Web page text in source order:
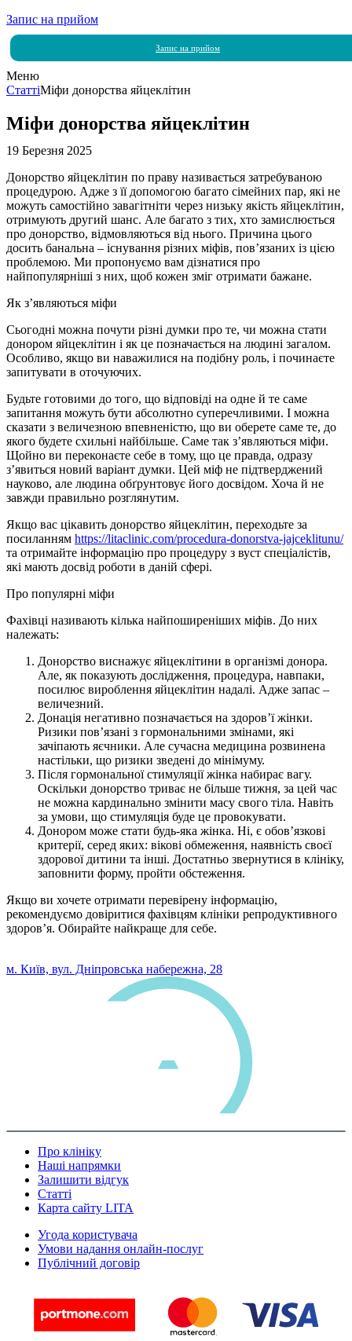
Запис на прийом
Запис на прийом
Меню
СтаттіМіфи донорства яйцеклітин
Міфи донорства яйцеклітин
19 Березня 2025
Донорство яйцеклітин по праву називається затребуваною
процедурою. Адже з її допомогою багато сімейних пар, які не
можуть самостійно завагітніти через низьку якість яйцеклітин,
отримують другий шанс. Але багато з тих, хто замислюється
про донорство, відмовляються від нього. Причина цього
досить банальна – існування різних міфів, пов’язаних із цією
проблемою. Ми пропонуємо вам дізнатися про
найпопулярніші з них, щоб кожен зміг отримати бажане.
Як з’являються міфи
Сьогодні можна почути різні думки про те, чи можна стати
донором яйцеклітин і як це позначається на людині загалом.
Особливо, якщо ви наважилися на подібну роль, і починаєте
запитувати в оточуючих.
Будьте готовими до того, що відповіді на одне й те саме
запитання можуть бути абсолютно суперечливими. І можна
сказати з величезною впевненістю, що ви оберете саме те, до
якого будете схильні найбільше. Саме так з’являються міфи.
Щойно ви переконаєте себе в тому, що це правда, одразу
з’явиться новий варіант думки. Цей міф не підтверджений
науково, але людина обґрунтовує його досвідом. Хоча й не
завжди правильно розглянутим.
Якщо вас цікавить донорство яйцеклітин, переходьте за
посиланням https://litaclinic.com/procedura-donorstva-jajceklitunu/
та отримайте інформацію про процедуру з вуст спеціалістів,
які мають досвід роботи в даній сфері.
Про популярні міфи
Фахівці називають кілька найпоширеніших міфів. До них
належать:
Донорство виснажує яйцеклітини в організмі донора.
Але, як показують дослідження, процедура, навпаки,
посилює вироблення яйцеклітин надалі. Адже запас –
величезний.
Донація негативно позначається на здоров’ї жінки.
Ризики пов’язані з гормональними змінами, які
зачіпають яєчники. Але сучасна медицина розвинена
настільки, що ризики зведені до мінімуму.
Після гормональної стимуляції жінка набирає вагу.
Оскільки донорство триває не більше тижня, за цей час
не можна кардинально змінити масу свого тіла. Навіть
за умови, що стимуляція буде це провокувати.
Донором може стати будь-яка жінка. Ні, є обов’язкові
критерії, серед яких: вікові обмеження, наявність своєї
здорової дитини та інші. Достатньо звернутися в клініку,
заповнити форму, пройти обстеження.
Якщо ви хочете отримати перевірену інформацію,
рекомендуємо довіритися фахівцям клініки репродуктивного
здоров’я. Обирайте найкраще для себе.
м. Київ, вул. Дніпровська набережна, 28
Про клініку
Наші напрямки
Залишити відгук
Статті
Карта сайту LITA
Угода користувача
Умови надання онлайн-послуг
Публічний договір